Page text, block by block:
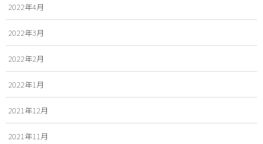
2022年4月
2022年3月
2022年2月
2022年1月
2021年12月
2021年11月